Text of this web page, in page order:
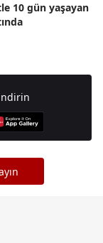
10 gün yaşayan